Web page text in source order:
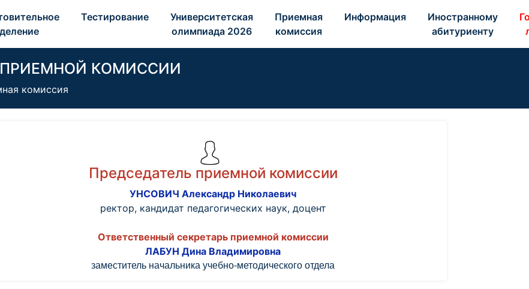
Тестирование
Университетская
олимпиада 2026
Приемная
комиссия
Информация
Иностранному
абитуриенту
КОМИССИИ
комиссия
Председатель приемной комиссии
УНСОВИЧ Александр Николаевич
ректор, кандидат педагогических наук, доцент
Ответственный секретарь приемной комиссии
ЛАБУН Дина Владимировна
заместитель начальника учебно-методического отдела